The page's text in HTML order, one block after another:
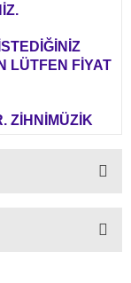
LÜTFEN FİYAT
ZİHNİMÜZİK